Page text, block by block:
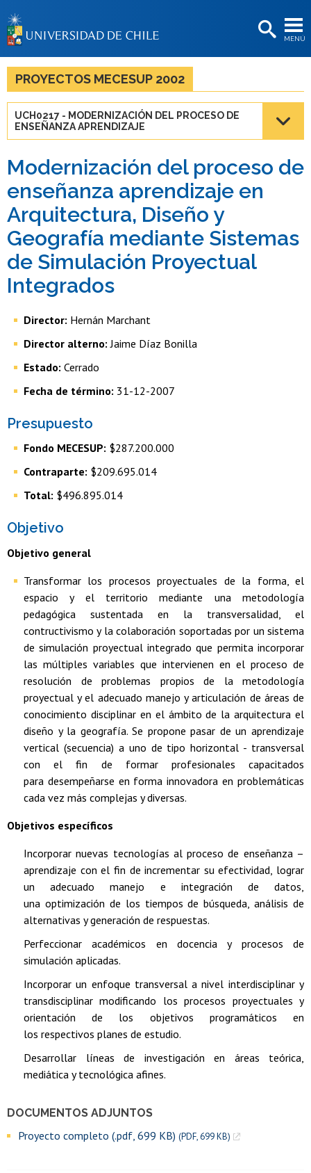
MENÚ
BIBLIOTECAS
LA UNIVERSIDAD
Estudiantes
Funcionarias/os
Egresadas/os
PROYECTOS MECESUP 2002
UCH0217 - MODERNIZACIÓN DEL PROCESO DE
ENSEÑANZA APRENDIZAJE
Modernización del proceso de
enseñanza aprendizaje en
Arquitectura, Diseño y
Geografía mediante Sistemas
de Simulación Proyectual
Integrados
DOCUMENTOS ADJUNTOS
Proyecto completo (.pdf, 699 KB) (PDF, 699 KB)
Director: Hernán Marchant
Director alterno: Jaime Díaz Bonilla
Estado: Cerrado
Fecha de término: 31-12-2007
Presupuesto
Fondo MECESUP: $287.200.000
Contraparte: $209.695.014
Total: $496.895.014
Objetivo
Objetivo general
Transformar los procesos proyectuales de la forma, el
espacio y el territorio mediante una metodología
pedagógica sustentada en la transversalidad, el
contructivismo y la colaboración soportadas por un sistema
de simulación proyectual integrado que permita incorporar
las múltiples variables que intervienen en el proceso de
resolución de problemas propios de la metodología
proyectual y el adecuado manejo y articulación de áreas de
conocimiento disciplinar en el ámbito de la arquitectura el
diseño y la geografía. Se propone pasar de un aprendizaje
vertical (secuencia) a uno de tipo horizontal - transversal
con el fin de formar profesionales capacitados
para desempeñarse en forma innovadora en problemáticas
cada vez más complejas y diversas.
Objetivos específicos
Incorporar nuevas tecnologías al proceso de enseñanza –
aprendizaje con el fin de incrementar su efectividad, lograr
un adecuado manejo e integración de datos,
una optimización de los tiempos de búsqueda, análisis de
alternativas y generación de respuestas.
Perfeccionar académicos en docencia y procesos de
simulación aplicadas.
Incorporar un enfoque transversal a nivel interdisciplinar y
transdisciplinar modificando los procesos proyectuales y
orientación de los objetivos programáticos en
los respectivos planes de estudio.
Desarrollar líneas de investigación en áreas teórica,
mediática y tecnológica afines.